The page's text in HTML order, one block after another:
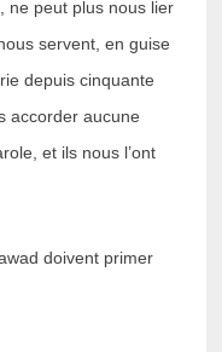
ne peut plus nous lier
servent, en guise
depuis cinquante
accorder aucune
et ils nous l’ont
doivent primer